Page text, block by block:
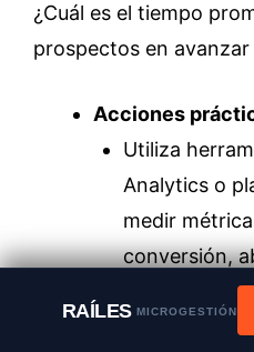
¿Cuál es el tiempo
prospectos en
Acciones
Utiliza
Analytics o
medir
conversión,
Identifica
prioridades.
RAÍLESMICROGESTIÓN